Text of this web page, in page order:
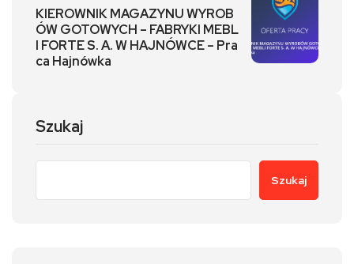
KIEROWNIK MAGAZYNU WYROB
ÓW GOTOWYCH – FABRYKI MEBL
I FORTE S. A. W HAJNÓWCE – Pra
ca Hajnówka
Szukaj
Szukaj